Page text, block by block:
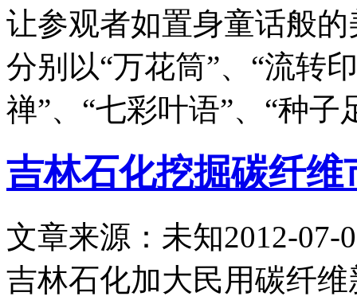
让参观者如置身童话般
分别以“万花筒”、“流转
禅”、“七彩叶语”、“种子
吉林石化挖掘碳纤维
文章来源：未知2012-07-
吉林石化加大民用碳纤